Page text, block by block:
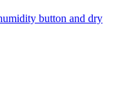
button and dry